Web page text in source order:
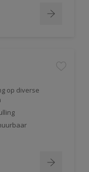
op diverse